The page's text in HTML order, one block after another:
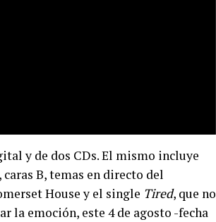
y de dos CDs. El mismo incluye
B, temas en directo del
House y el single Tired, que no
la emoción, este 4 de agosto -fecha